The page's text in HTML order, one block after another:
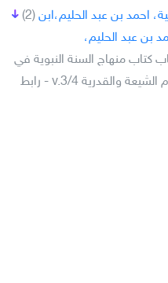
(2) احمد بن عبد الحليم،ابن
بن عبد الحليم،
كتاب منهاج السنة النبوية في
نقض كلام الشيعة والقدرية v.3/4 - رابط